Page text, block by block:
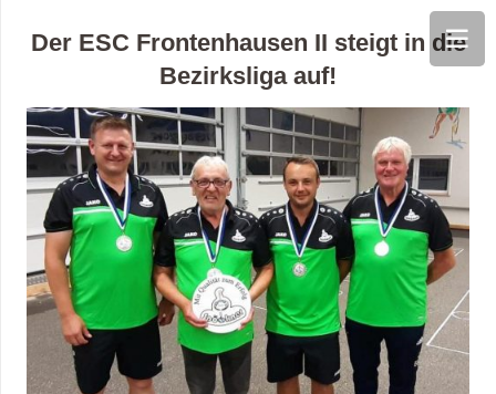
Der ESC Frontenhausen II steigt in die
Bezirksliga auf!